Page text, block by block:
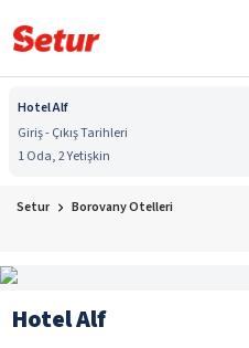
Hotel Alf
Giriş - Çıkış Tarihleri
1 Oda, 2 Yetişkin
Setur Borovany Otelleri
Hotel Alf